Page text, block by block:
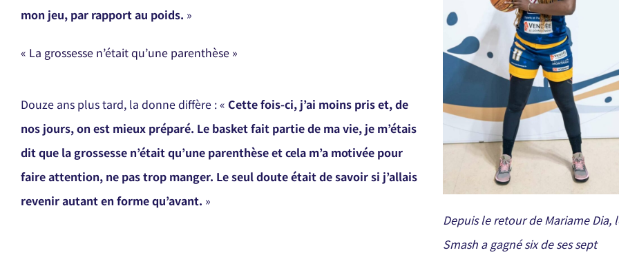
mon jeu, par rapport au poids. »
« La grossesse n’était qu’une parenthèse »
Douze ans plus tard, la donne diffère : « Cette fois-ci, j’ai moins pris et, de
nos jours, on est mieux préparé. Le basket fait partie de ma vie, je m’étais
dit que la grossesse n’était qu’une parenthèse et cela m’a motivée pour
faire attention, ne pas trop manger. Le seul doute était de savoir si j’allais
revenir autant en forme qu’avant. »
Depuis le retour de Mariame Dia,
Smash a gagné six de ses sept